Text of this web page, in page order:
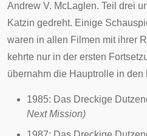
Andrew V. McLaglen. Teil drei
Katzin gedreht. Einige
waren in allen Filmen mit ihrer
kehrte nur in der ersten
übernahm die Hauptrolle in den
1985: Das Dreckige
Next Mission)